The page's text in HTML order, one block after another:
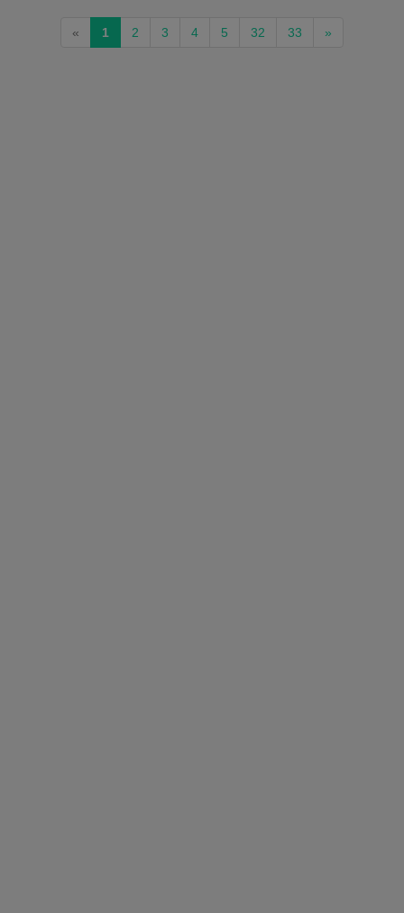
« 1 (current)
2 3 4 5 32 33 »